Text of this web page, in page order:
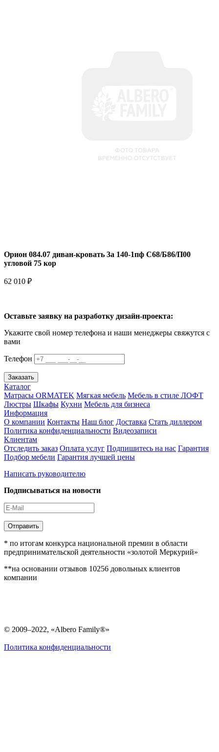
Орион 084.07 диван-кровать 3а 140-1пф С68/Б86/П00
угловой 75 кор
62 010 ₽
Оставьте заявку на разработку дизайн-проекта:
Укажите свой номер телефона и наши менеджеры свяжутся с
вами
Телефон
Заказать
Каталог
Матрасы ORMATEK Мягкая мебель Мебель в стиле ЛОФТ
Люстры Шкафы Кухни Мебель для бизнеса
Информация
О компании Контакты Наш блог Доставка Стать диллером
Политика конфиденциальности Видеозаписи
Клиентам
Отследить заказ Оплата услуг Подпишитесь на нас Гарантия
Подбор мебели Гарантия лучшей цены
Написать руководителю
Подписываться на новости
Отправить
* по итогам конкурса национальной премии в области
предпринимательской деятельности «золотой Меркурий»
**на основании отзывов 10256 довольных клиентов
компании
© 2009–2022, «Albero Family®»
Политика конфиденциальности